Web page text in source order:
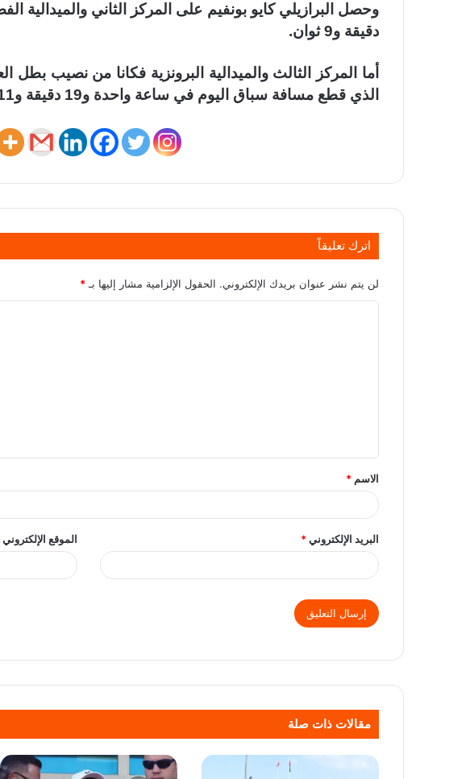
دقيقة و9 ثوان.
الذي قطع مسافة سباق اليوم في ساعة واحدة و19 دقيقة و11 ثانية.
اترك تعليقاً
لن يتم نشر عنوان بريدك الإلكتروني. الحقول الإلزامية مشار إليها بـ *
الاسم *
البريد الإلكتروني* الموقع الإلكتروني
مقالات ذات صلة